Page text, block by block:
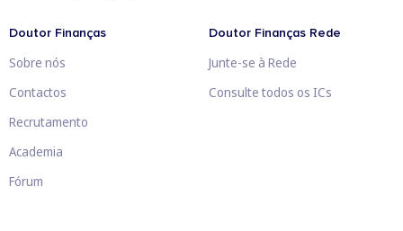
Doutor Finanças
Sobre nós
Contactos
Recrutamento
Academia
Fórum
Doutor Finanças Rede
Junte-se à Rede
Consulte todos os ICs